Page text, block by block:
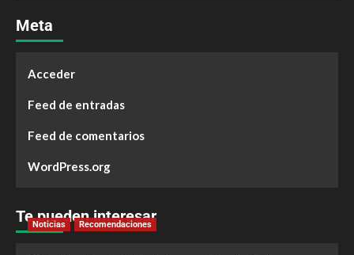
Meta
Acceder
Feed de entradas
Feed de comentarios
WordPress.org
Te pueden interesar
Noticias Recomendaciones